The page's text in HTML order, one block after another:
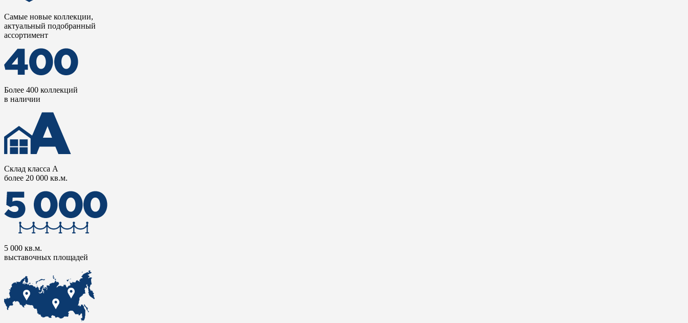
Самые новые коллекции,
актуальный подобранный
ассортимент
Более 400 коллекций
в наличии
Склад класса А
более 20 000 кв.м.
5 000 кв.м.
выставочных площадей